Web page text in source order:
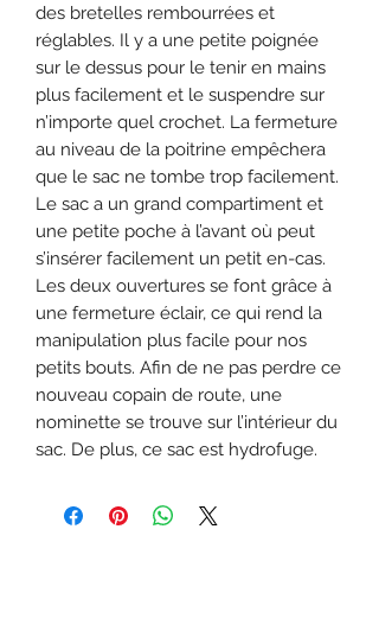
des bretelles rembourrées et
réglables. Il y a une petite poignée
sur le dessus pour le tenir en mains
plus facilement et le suspendre sur
n’importe quel crochet. La fermeture
au niveau de la poitrine empêchera
que le sac ne tombe trop facilement.
Le sac a un grand compartiment et
une petite poche à l’avant où peut
s’insérer facilement un petit en-cas.
Les deux ouvertures se font grâce à
une fermeture éclair, ce qui rend la
manipulation plus facile pour nos
petits bouts. Afin de ne pas perdre ce
nouveau copain de route, une
nominette se trouve sur l’intérieur du
sac. De plus, ce sac est hydrofuge.